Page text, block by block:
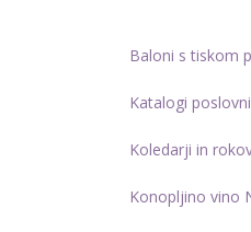
Baloni s tiskom
Katalogi
Koledarji in
Konopljino vino